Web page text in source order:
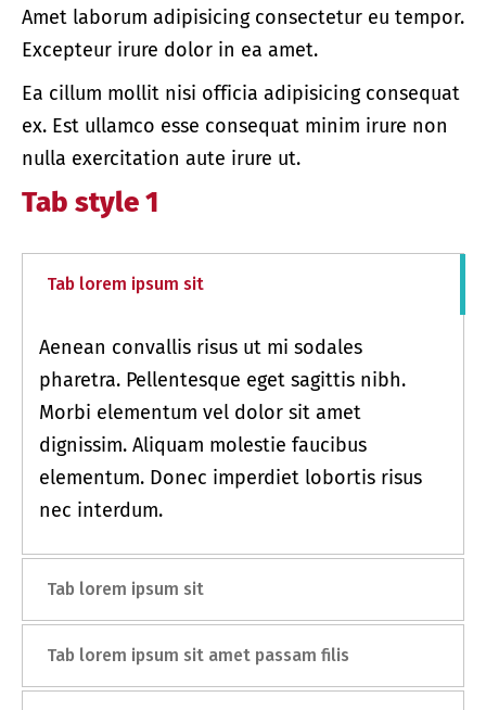
Amet laborum adipisicing consectetur eu tempor.
Excepteur irure dolor in ea amet.
Ea cillum mollit nisi officia adipisicing consequat
ex. Est ullamco esse consequat minim irure non
nulla exercitation aute irure ut.
Tab style 1
Tab lorem ipsum sit
Aenean convallis risus ut mi sodales
pharetra. Pellentesque eget sagittis nibh.
Morbi elementum vel dolor sit amet
dignissim. Aliquam molestie faucibus
elementum. Donec imperdiet lobortis risus
nec interdum.
Tab lorem ipsum sit
Tab lorem ipsum sit amet passam filis